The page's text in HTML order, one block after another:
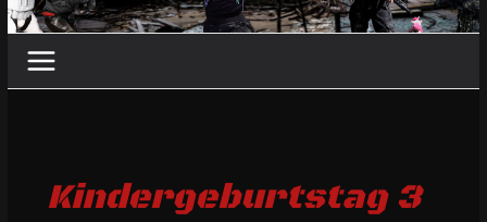
Kindergeburtstag 3